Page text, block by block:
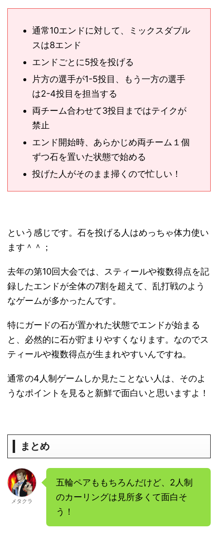
通常10エンドに対して、ミックスダブル
スは8エンド
エンドごとに5投を投げる
片方の選手が1-5投目、もう一方の選手
は2-4投目を担当する
両チーム合わせて3投目まではテイクが
禁止
エンド開始時、あらかじめ両チーム１個
ずつ石を置いた状態で始める
投げた人がそのまま掃くので忙しい！
という感じです。石を投げる人はめっちゃ体力使い
ます＾＾；
去年の第10回大会では、スティールや複数得点を記
録したエンドが全体の7割を超えて、乱打戦のよう
なゲームが多かったんです。
特にガードの石が置かれた状態でエンドが始まる
と、必然的に石が貯まりやすくなります。なのでス
ティールや複数得点が生まれやすいんですね。
通常の4人制ゲームしか見たことない人は、そのよ
うなポイントを見ると新鮮で面白いと思いますよ！
まとめ
メタクラ
五輪ペアももちろんだけど、2人制
のカーリングは見所多くて面白そ
う！